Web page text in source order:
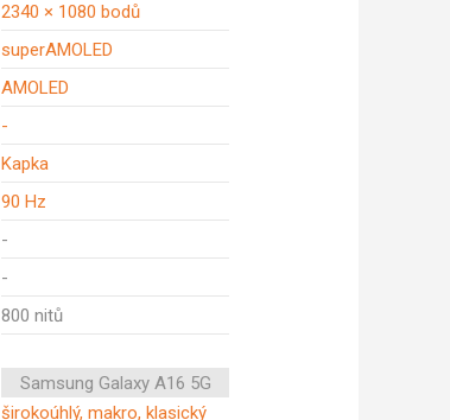
2340 × 1080 bodů
superAMOLED
AMOLED
-
Kapka
90 Hz
-
-
800 nitů
Samsung Galaxy A16 5G
širokoúhlý, makro, klasický